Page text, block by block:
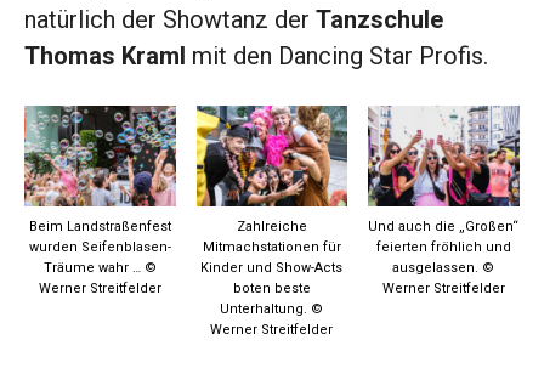
natürlich der Showtanz der Tanzschule
Thomas Kraml mit den Dancing Star Profis.
Beim Landstraßenfest
wurden Seifenblasen-
Träume wahr … ©
Werner Streitfelder
Zahlreiche
Mitmachstationen für
Kinder und Show-Acts
boten beste
Unterhaltung. ©
Werner Streitfelder
Und auch die „Großen“
feierten fröhlich und
ausgelassen. ©
Werner Streitfelder